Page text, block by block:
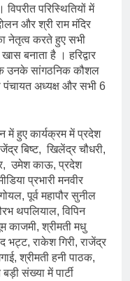
परिस्थितियों में
और श्री राम मंदिर
नेतृत्व करते हुए सभी
बनाता है । हरिद्वार
उनके सांगठनिक कौशल
पंचायत अध्यक्ष और सभी 6
में हुए कार्यक्रम में प्रदेश
बिष्ट, खिलेंद्र चौधरी,
उमेश काऊ, प्रदेश
प्रभारी मनवीर
पूर्व महापौर सुनील
थपलियाल, विपिन
काजमी, श्रीमती मधु
भट्ट, राकेश गिरी, राजेंद्र
श्रीमती हनी पाठक,
संख्या में पार्टी